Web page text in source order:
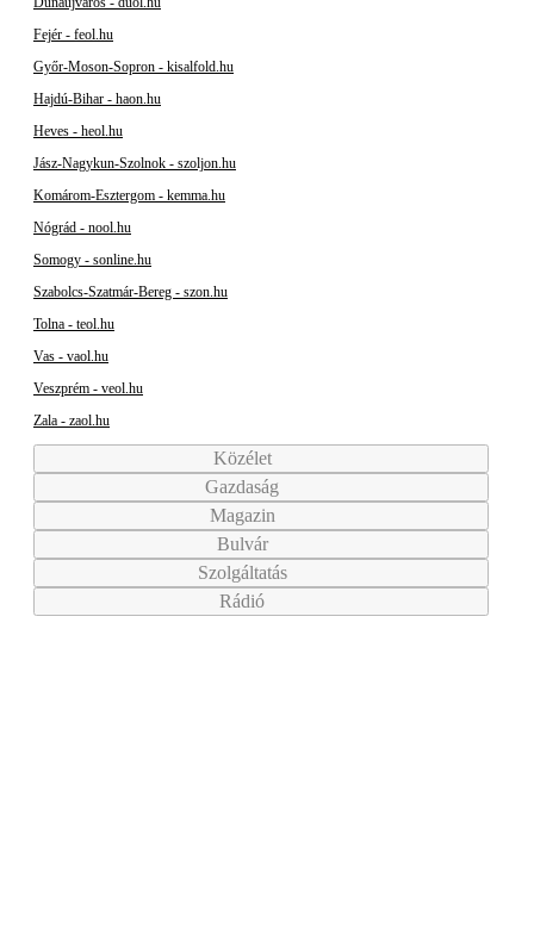
Fejér - feol.hu
Győr-Moson-Sopron - kisalfold.hu
Hajdú-Bihar - haon.hu
Heves - heol.hu
Jász-Nagykun-Szolnok - szoljon.hu
Komárom-Esztergom - kemma.hu
Nógrád - nool.hu
Somogy - sonline.hu
Szabolcs-Szatmár-Bereg - szon.hu
Tolna - teol.hu
Vas - vaol.hu
Veszprém - veol.hu
Zala - zaol.hu
Közélet
Gazdaság
Magazin
Bulvár
Szolgáltatás
Rádió